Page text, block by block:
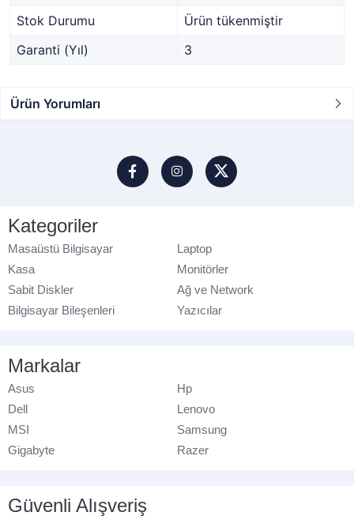
Stok Durumu
Ürün tükenmiştir
Garanti (Yıl)
3
Ürün Yorumları
Kategoriler
Masaüstü Bilgisayar
Laptop
Kasa
Monitörler
Sabit Diskler
Ağ ve Network
Bilgisayar Bileşenleri
Yazıcılar
Markalar
Asus
Hp
Dell
Lenovo
MSI
Samsung
Gigabyte
Razer
Güvenli Alışveriş